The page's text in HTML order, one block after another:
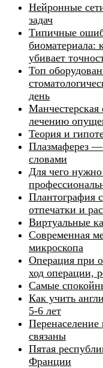
Нейронные
задач
Типичные
биоматериала:
убивает
Топ
день
лечению
Теория и
Плазмаферез —
словами
Для чего
Плантография
отпечатки и
Виртуальные
Современная
микроскопа
Операция при
ход операции,
Самые
Как учить
5-6 лет
связаны
Пятая
Франции